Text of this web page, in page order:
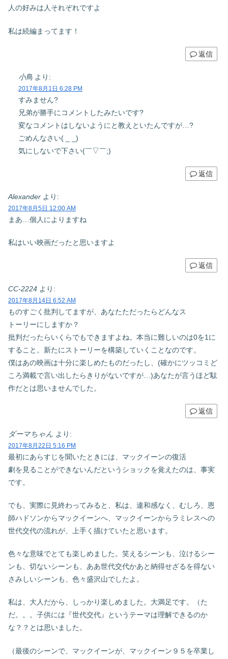
人の好みは人それぞれですよ
私は続編まってます！
返信
小鳥 より:
2017年8月1日 6:28 PM
すみません?
兄弟が勝手にコメントしたみたいです?
変なコメントはしないようにと教えといたんですが…?
ごめんなさい( _ _)
気にしないで下さい(￣▽￣;)
返信
Alexander より:
2017年8月5日 12:00 AM
まあ…個人によりますね
私はいい映画だったと思いますよ
返信
CC-2224 より:
2017年8月14日 6:52 AM
ものすごく批判してますが、あなたただったらどんなス
トーリーにしますか？
批判だったらいくらでもできますよね。本当に難しいのは0を1に
すること。新たにストーリーを構築していくことなのです。
僕はあの映画は十分に楽しめたものだったし、(確かにツッコミど
ころ満載で言い出したらきりがないですが…)あなたが言うほど駄
作だとは思いませんでした。
返信
ダーマちゃん より:
2017年8月22日 5:16 PM
最初にあらすじを聞いたときには、マックイーンの復活
劇を見ることができないんだというショックを覚えたのは、事実
です。
でも、実際に見終わってみると、私は、違和感なく、むしろ、恩
師ハドソンからマックイーンへ、マックイーンからラミレスへの
世代交代の流れが、上手く描けていたと思います。
色々な意味でとても楽しめました。笑えるシーンも、泣けるシー
ンも、切ないシーンも、ああ世代交代かあと納得せざるを得ない
さみしいシーンも、色々盛沢山でしたよ。
私は、大人だから、しっかり楽しめました。大満足です。（た
だ。。。子供には『世代交代』というテーマは理解できるのか
な？？とは思いました。
（最後のシーンで、マックイーンが、マックイーン９５を卒業し